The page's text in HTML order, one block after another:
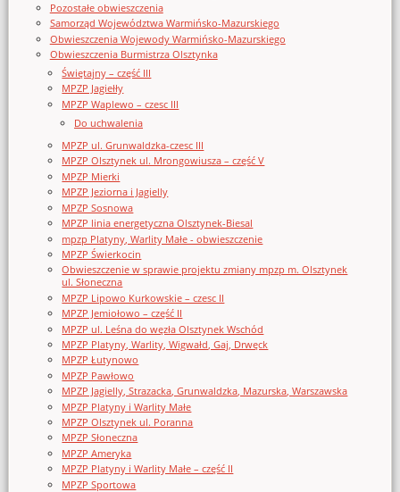
Pozostałe obwieszczenia
Samorząd Województwa Warmińsko-Mazurskiego
Obwieszczenia Wojewody Warmińsko-Mazurskiego
Obwieszczenia Burmistrza Olsztynka
Świętajny – część III
MPZP Jagiełły
MPZP Waplewo – czesc III
Do uchwalenia
MPZP ul. Grunwaldzka-czesc III
MPZP Olsztynek ul. Mrongowiusza – część V
MPZP Mierki
MPZP Jeziorna i Jagielly
MPZP Sosnowa
MPZP linia energetyczna Olsztynek-Biesal
mpzp Platyny, Warlity Małe - obwieszczenie
MPZP Świerkocin
Obwieszczenie w sprawie projektu zmiany mpzp m. Olsztynek
ul. Słoneczna
MPZP Lipowo Kurkowskie – czesc II
MPZP Jemiołowo – część II
MPZP ul. Leśna do węzła Olsztynek Wschód
MPZP Platyny, Warlity, Wigwałd, Gaj, Drwęck
MPZP Łutynowo
MPZP Pawłowo
MPZP Jagielly, Strazacka, Grunwaldzka, Mazurska, Warszawska
MPZP Platyny i Warlity Małe
MPZP Olsztynek ul. Poranna
MPZP Słoneczna
MPZP Ameryka
MPZP Platyny i Warlity Małe – część II
MPZP Sportowa